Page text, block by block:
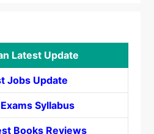
Latest Update
Jobs Update
Syllabus
Books Reviews